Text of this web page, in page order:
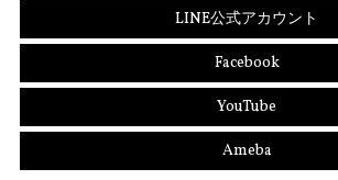
LINE公式アカウント
Facebook
YouTube
Ameba